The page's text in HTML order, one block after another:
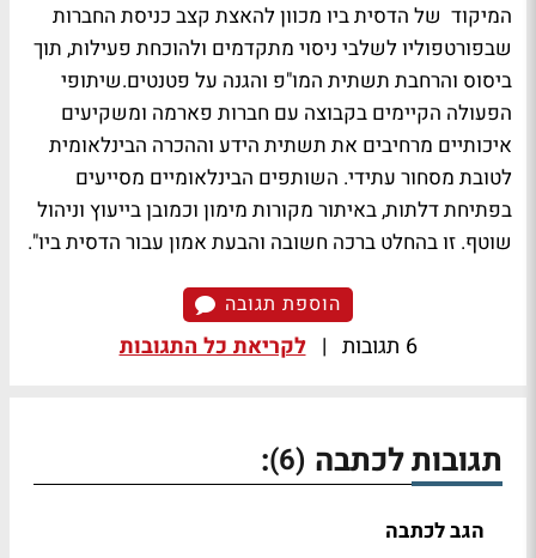
המיקוד של הדסית ביו מכוון להאצת קצב כניסת החברות
שבפורטפוליו לשלבי ניסוי מתקדמים ולהוכחת פעילות, תוך
ביסוס והרחבת תשתית המו"פ והגנה על פטנטים.שיתופי
הפעולה הקיימים בקבוצה עם חברות פארמה ומשקיעים
איכותיים מרחיבים את תשתית הידע וההכרה הבינלאומית
לטובת מסחור עתידי. השותפים הבינלאומיים מסייעים
בפתיחת דלתות, באיתור מקורות מימון וכמובן בייעוץ וניהול
שוטף. זו בהחלט ברכה חשובה והבעת אמון עבור הדסית ביו".
הוספת תגובה
6 תגובות | לקריאת כל התגובות
תגובות לכתבה (6)
:
הגב לכתבה